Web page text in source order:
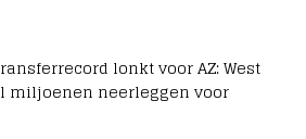
lonkt voor AZ: West
miljoenen neerleggen voor